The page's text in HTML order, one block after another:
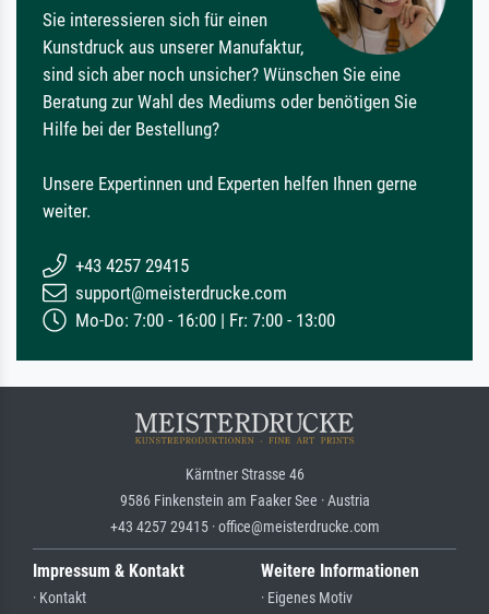
Sie interessieren sich für einen
Kunstdruck aus unserer Manufaktur,
sind sich aber noch unsicher? Wünschen Sie eine
Beratung zur Wahl des Mediums oder benötigen Sie
Hilfe bei der Bestellung?
Unsere Expertinnen und Experten helfen Ihnen gerne
weiter.
+43 4257 29415
support@meisterdrucke.com
Mo-Do: 7:00 - 16:00 | Fr: 7:00 - 13:00
Kärntner Strasse 46
9586 Finkenstein am Faaker See · Austria
+43 4257 29415 · office@meisterdrucke.com
Impressum & Kontakt
· Kontakt
Weitere Informationen
· Eigenes Motiv